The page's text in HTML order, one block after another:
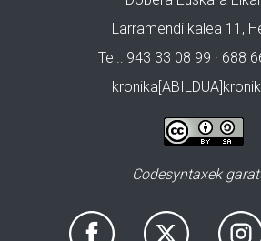
Larramendi kalea 11,
Tel.: 943 33 08 99 · 688
Codesyntaxek